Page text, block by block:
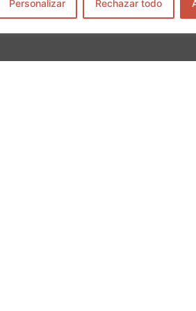
Personalizar Rechazar todo